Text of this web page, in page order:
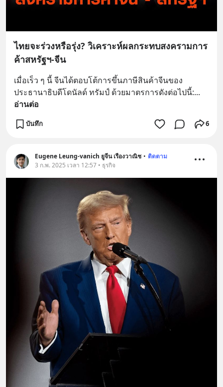
ไทยจะร่วงหรือรุ่ง? วิเคราะห์ผลกระทบสงครามการ
ค้าสหรัฐฯ-จีน
เมื่อเร็ว ๆ นี้ จีนได้ตอบโต้การขึ้นภาษีสินค้าจีนของ
ประธานาธิบดีโดนัลด์ ทรัมป์ ด้วยมาตรการดังต่อไปนี้:
อ่านต่อ
บันทึก 6
Eugene Leung-vanich ยูจีน เรืองวาณิช • ติดตาม
3 ก.พ. 2025 เวลา 12:57 • ธุรกิจ